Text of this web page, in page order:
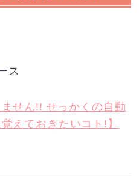
ス
せん!! せっかくの自動
えておきたいコト!】